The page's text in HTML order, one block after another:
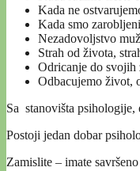
Kada ne
Kada smo
Nezadovoljstvo
Strah od života,
Odricanje do svojih
Odbacujemo život,
Sa stanovišta psihologije,
Postoji jedan dobar
Zamislite – imate